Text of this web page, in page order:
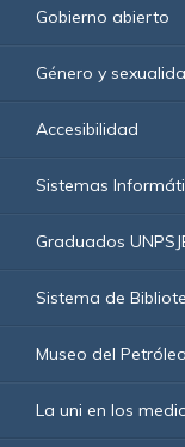
Gobierno abierto
Género y
Accesibilidad
Sistemas
Graduados
Sistema de
Museo del Petróleo
La uni en los